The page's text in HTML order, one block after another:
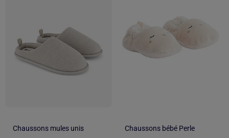
Chaussons mules unis
Chaussons bébé Perle